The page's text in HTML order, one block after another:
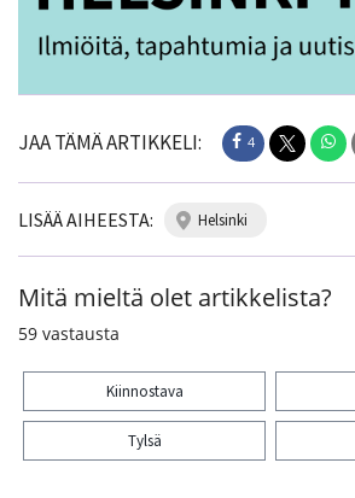
JAA TÄMÄ ARTIKKELI: 4
LISÄÄ AIHEESTA: helsinki
Mitä mieltä olet artikkelista?
59 vastausta
Kiinnostava
Tylsä